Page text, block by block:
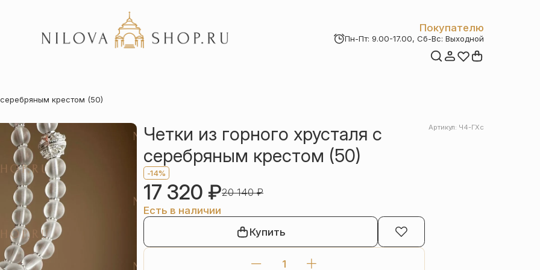
Покупателю
Акции
Пн-Пт: 9.00-17.00, Сб-Вс: Выходной
Акции
Статьи
крестом (50)
Четки из горного хрусталя с
серебряным крестом (50)
Артикул: Ч4-ГХс
-14%
17 320 ₽20 140₽
Есть в наличии
Купить